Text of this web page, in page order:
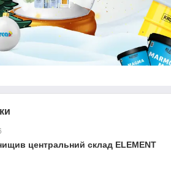
центральний склад ELEMENT